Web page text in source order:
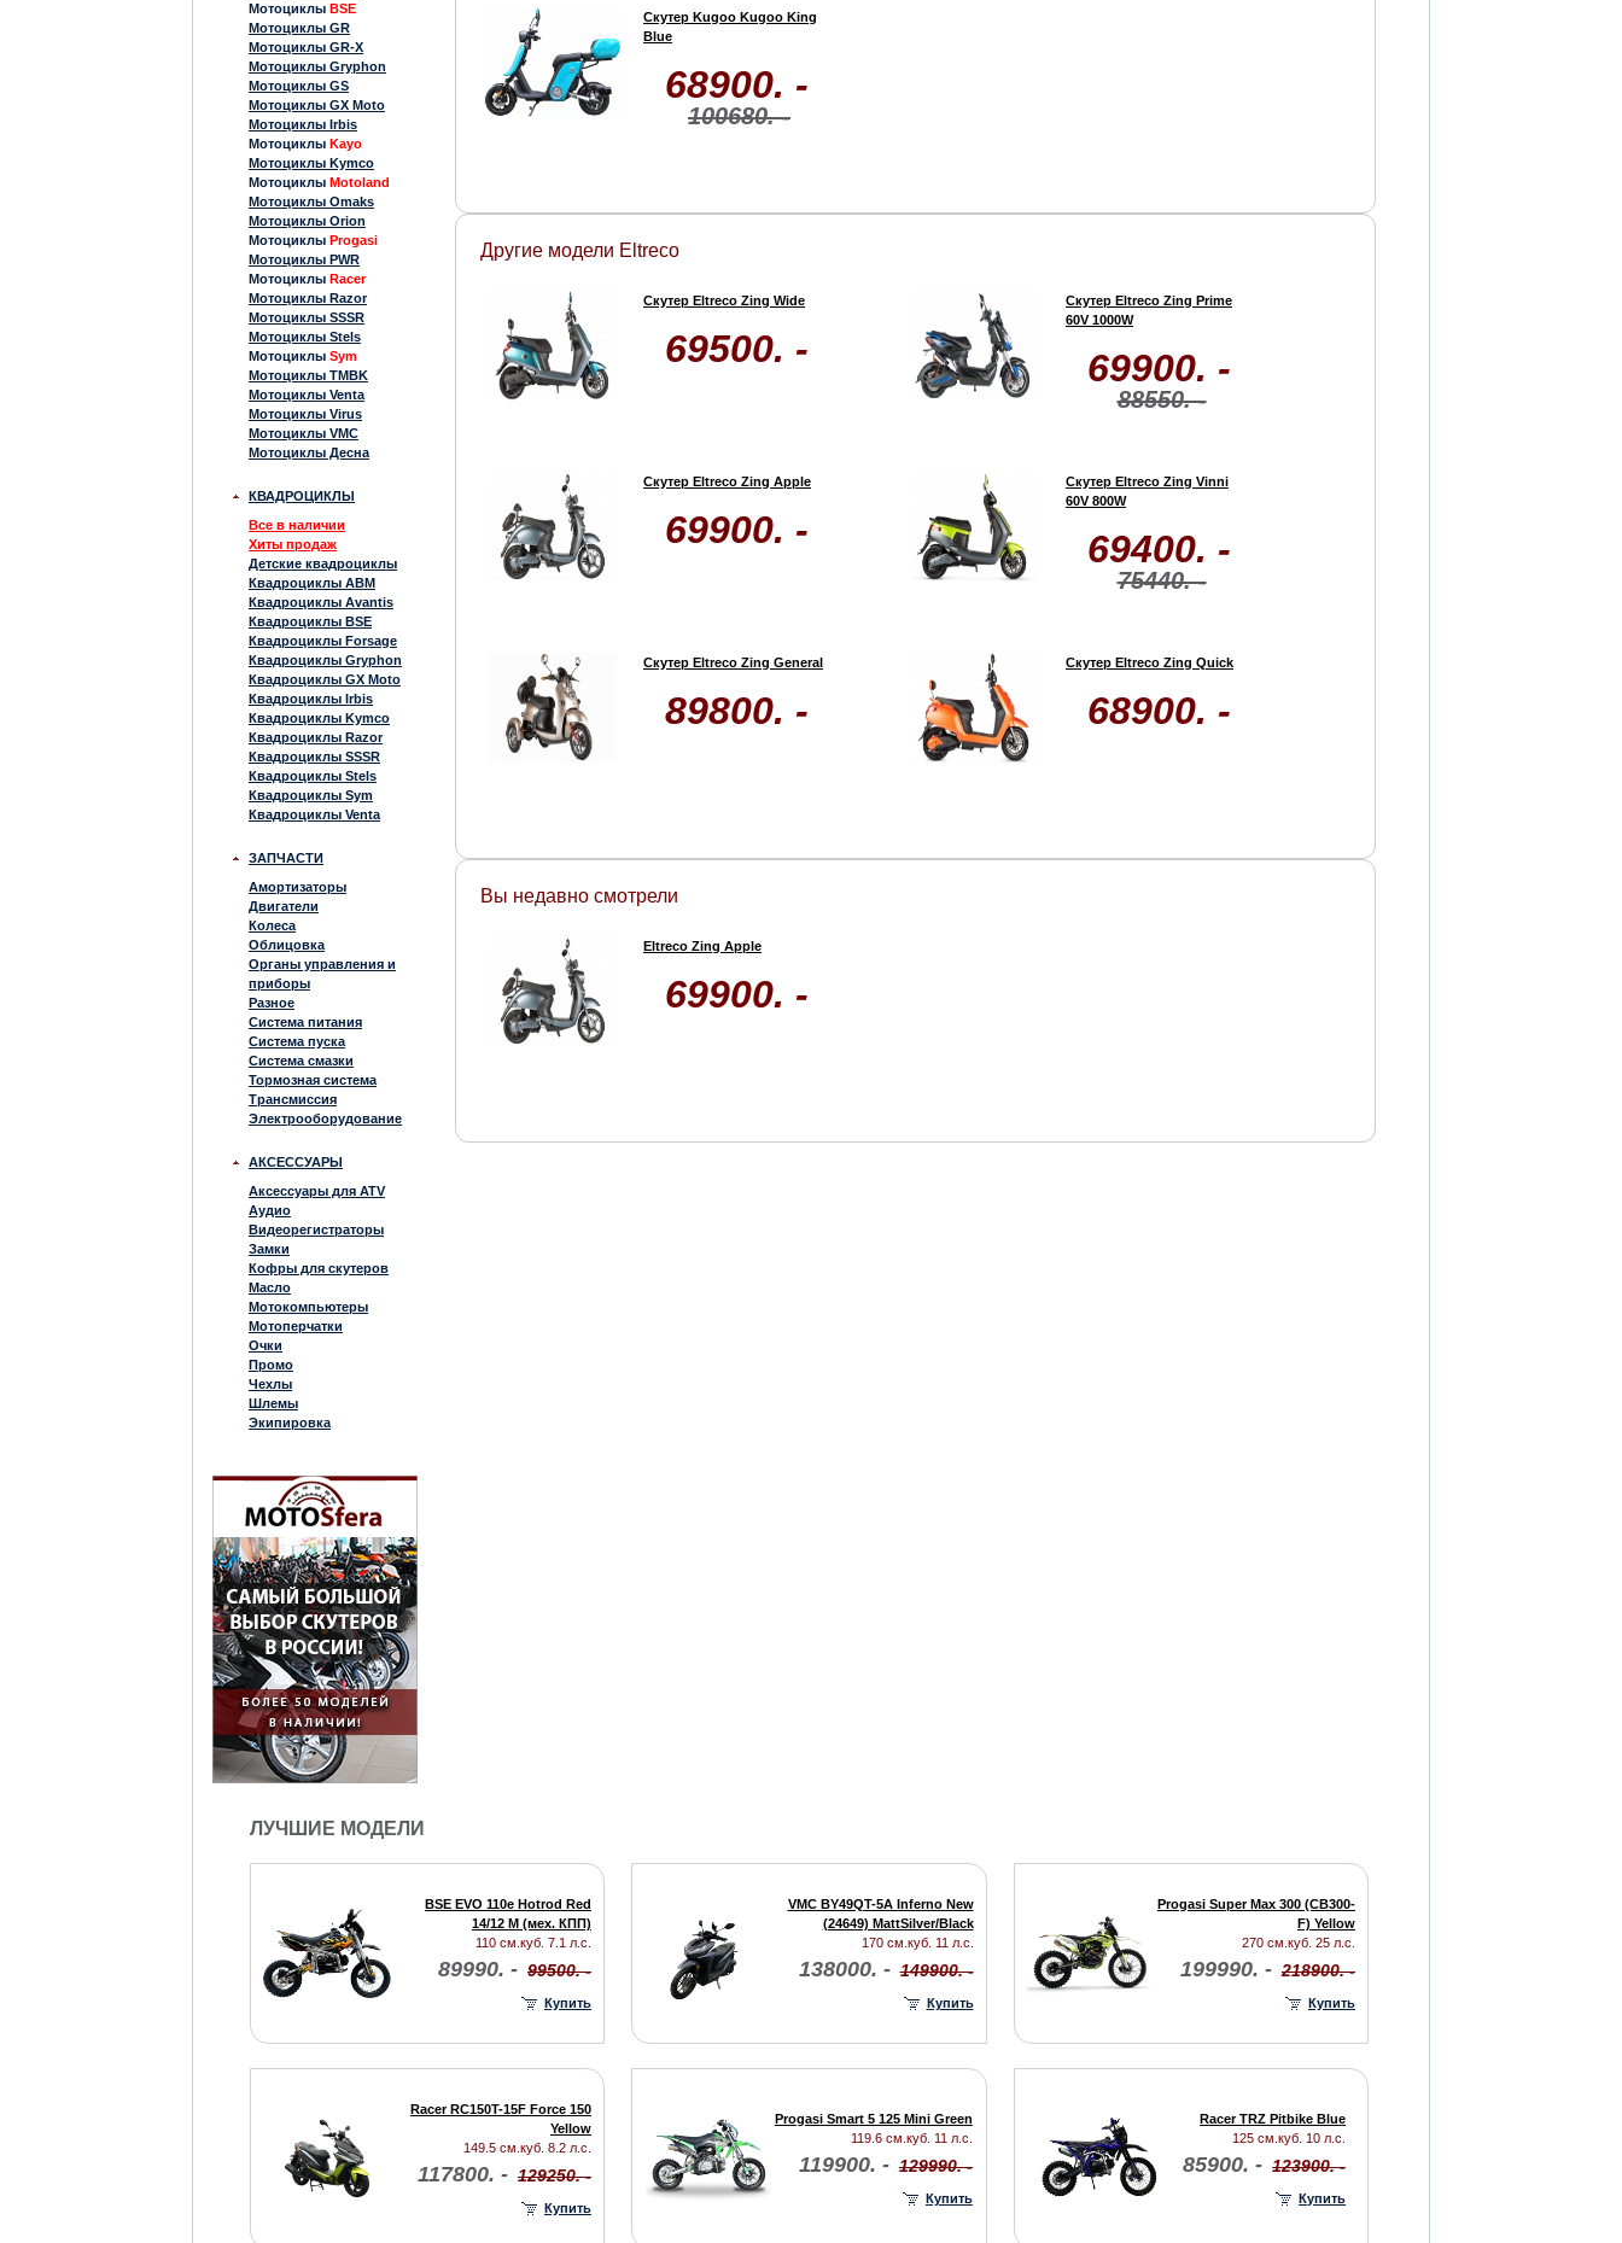
Мотоциклы BSE
Мотоциклы GR
Мотоциклы GR-X
Мотоциклы Gryphon
Мотоциклы GS
Мотоциклы GX Moto
Мотоциклы Irbis
Мотоциклы Kayo
Мотоциклы Kymco
Мотоциклы Motoland
Мотоциклы Omaks
Мотоциклы Orion
Мотоциклы Progasi
Мотоциклы PWR
Мотоциклы Racer
Мотоциклы Razor
Мотоциклы SSSR
Мотоциклы Stels
Мотоциклы Sym
Мотоциклы TMBK
Мотоциклы Venta
Мотоциклы Virus
Мотоциклы VMC
Мотоциклы Десна
КВАДРОЦИКЛЫ
Все в наличии
Хиты продаж
Детские квадроциклы
Квадроциклы ABM
Квадроциклы Avantis
Квадроциклы BSE
Квадроциклы Forsage
Квадроциклы Gryphon
Квадроциклы GX Moto
Квадроциклы Irbis
Квадроциклы Kymco
Квадроциклы Razor
Квадроциклы SSSR
Квадроциклы Stels
Квадроциклы Sym
Квадроциклы Venta
ЗАПЧАСТИ
Амортизаторы
Двигатели
Колеса
Облицовка
Органы управления и
приборы
Разное
Система питания
Система пуска
Система смазки
Тормозная система
Трансмиссия
Электрооборудование
АКСЕССУАРЫ
Аксессуары для ATV
Аудио
Видеорегистраторы
Замки
Кофры для скутеров
Масло
Мотокомпьютеры
Мотоперчатки
Очки
Промо
Чехлы
Шлемы
Экипировка
Скутер Kugoo Kugoo King
Blue
68900. -
100680. -
Другие модели Eltreco
Скутер Eltreco Zing Wide
69500. -
Скутер Eltreco Zing Prime
60V 1000W
69900. -
88550. -
Скутер Eltreco Zing Apple
69900. -
Скутер Eltreco Zing Vinni
60V 800W
69400. -
75440. -
Скутер Eltreco Zing General
89800. -
Скутер Eltreco Zing Quick
68900. -
Вы недавно смотрели
Eltreco Zing Apple
69900. -
ЛУЧШИЕ МОДЕЛИ
BSE EVO 110e Hotrod Red
14/12 M (мех. КПП)
110 см.куб. 7.1 л.с.
89990. - 99500. -
Купить
VMC BY49QT-5A Inferno New
(24649) MattSilver/Black
170 см.куб. 11 л.с.
138000. - 149900. -
Купить
Progasi Super Max 300 (CB300-
F) Yellow
270 см.куб. 25 л.с.
199990. - 218900. -
Купить
Racer RC150T-15F Force 150
Yellow
149.5 см.куб. 8.2 л.с.
117800. - 129250. -
Купить
Progasi Smart 5 125 Mini Green
119.6 см.куб. 11 л.с.
119900. - 129990. -
Купить
Racer TRZ Pitbike Blue
125 см.куб. 10 л.с.
85900. - 123900. -
Купить